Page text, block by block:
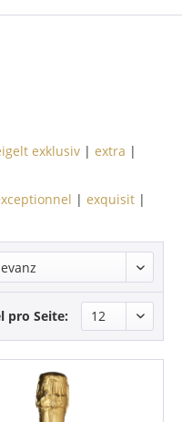
exklusiv| extra |
| exquisit|
pro Seite: